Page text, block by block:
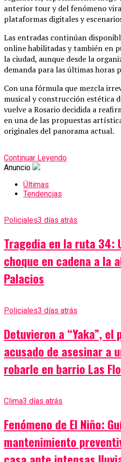
anterior tour y del fenómeno
plataformas digitales y
Las entradas continúan
online habilitadas y también en
la ciudad, aunque desde la
demanda para las últimas horas
Con una fórmula que mezcla
musical y construcción estética
vuelve a Rosario decidida a
en una de las propuestas
originales del panorama actual.
Continuar Leyendo
Anuncio
Últimas
Tendencias
Policiales3 días atrás
Tragedia en la ruta 34:
choque en cadena a la
Palacios
Policiales3 días atrás
Detuvieron a “Yaka”,
acusado de asesinar a
robarle en barrio Las
Clima3 días atrás
Fenómeno de El Niño:
mantenimiento